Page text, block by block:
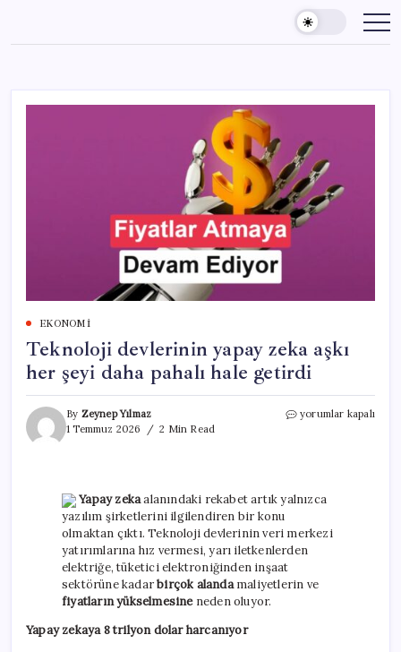
content
EKONOMI
Teknoloji devlerinin yapay zeka aşkı
her şeyi daha pahalı hale getirdi
By Zeynep Yılmaz
1 Temmuz 2026
2 Min Read
Teknoloji
şeyi
pahalı
hale
için
yorumlar kapalı
Yapay zekaalanındaki rekabet artık yalnızca
yazılım şirketlerini ilgilendiren bir konu
olmaktan çıktı. Teknoloji devlerinin veri merkezi
yatırımlarına hız vermesi, yarı iletkenlerden
elektriğe, tüketici elektroniğinden inşaat
sektörüne kadarbirçok alandamaliyetlerin ve
fiyatların yükselmesineneden oluyor.
Yapay zekaya 8 trilyon dolar harcanıyor